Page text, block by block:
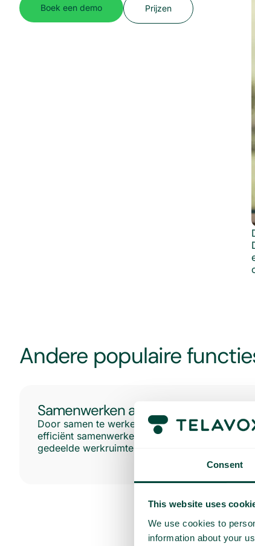
Consent
This website uses
We use cookies to
information about your
Boek een demo Prijzen
Andere populaire
Samenwerken aan projecten
Door samen te werken aan bestanden kunt u
efficiënt samenwerken met collega’s in
gedeelde werkruimten.